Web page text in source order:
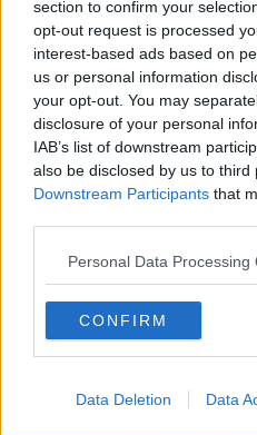
section to confirm your
opt-out request is processed
interest-based ads based on
us or personal information
your opt-out. You may
disclosure of your personal
IAB’s list of downstream
also be disclosed by us to third
Downstream Participants that
Personal Data Processing
CONFIRM
Data Deletion Data
parlato la preside Mariella Ristori
Chieli.
La presentazione del percorso di
direttamente dai suoi studenti
“Appuntamenti con il Petrarca”.
fornire informazioni agli alunni di
scegliere il loro futuro percorso di
rassegna che ha preso il via a
filmati con i docenti.
"I nostri ragazzi - ha spiegato la
Liceo e possono raccontarlo nel